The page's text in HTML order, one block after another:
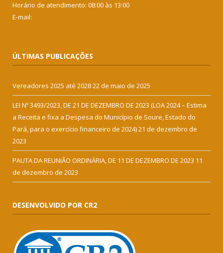
Horário de atendimento: 08:00 às 13:00
E-mail:
ÚLTIMAS PUBLICAÇÕES
Vereadores 2025 até 202822 de maio de 2025
LEI Nº 3493/2023, DE 21 DE DEZEMBRO DE 2023 (LOA 2024 – Estima
a Receita e fixa a Despesa do Município de Soure, Estado do
Pará, para o exercício financeiro de 2024)21 de dezembro de
2023
PAUTA DA REUNIÃO ORDINÁRIA, DE 11 DE DEZEMBRO DE 2023 11
de dezembro de 2023
DESENVOLVIDO POR CR2